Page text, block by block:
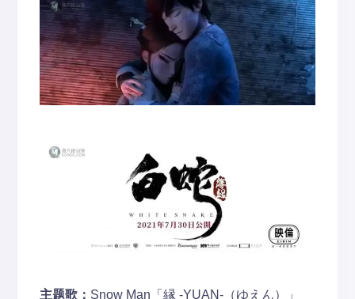
主题歌： Snow Man「縁 -YUAN-（ゆえん）」